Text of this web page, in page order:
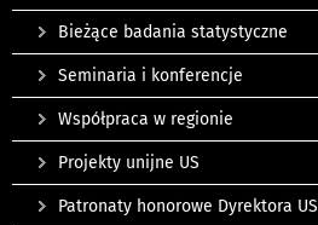
Bieżące badania statystyczne
Seminaria i konferencje
Współpraca w regionie
Projekty unijne US
Patronaty honorowe Dyrektora US